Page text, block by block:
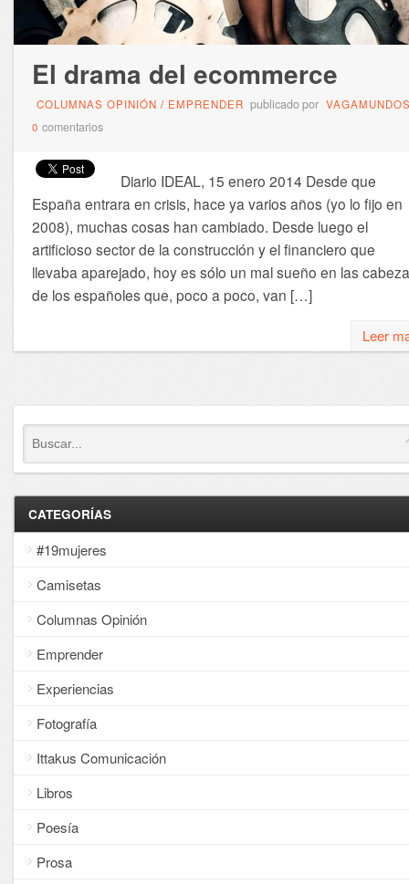
El drama del ecommerce
COLUMNAS OPINIÓN / EMPRENDER publicado por
0 comentarios
Diario IDEAL, 15 enero 2014 Desde que
España entrara en crisis, hace ya varios años (yo lo fijo en
2008), muchas cosas han cambiado. Desde luego el
artificioso sector de la construcción y el financiero que
llevaba aparejado, hoy es sólo un mal sueño en las
de los españoles que, poco a poco, van […]
Leer
CATEGORÍAS
#19mujeres
Camisetas
Columnas Opinión
Emprender
Experiencias
Fotografía
Ittakus Comunicación
Libros
Poesía
Prosa